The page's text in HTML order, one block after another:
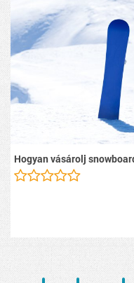
Hogyan vásárolj